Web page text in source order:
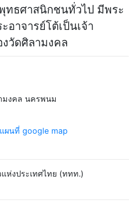
ทธศาสนิกชนทั่วไป มีพระ
อาจารย์โต้เป็นเจ้า
วัดศิลามงคล
มงคล นครพนม
ผนที่ google map
ห่งประเทศไทย (ททท.)